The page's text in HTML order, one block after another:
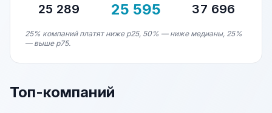
25 289 25 595 37 696
25% компаний платят ниже p25, 50% — ниже медианы, 25%
— выше p75.
Топ-компаний